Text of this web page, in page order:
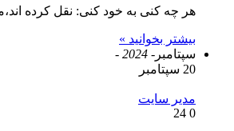
هر چه کنی به خود کنی: نقل کرده
بیشتر بخوانید »
سپتامبر - 2024 -
20 سپتامبر
مدیر سایت
0